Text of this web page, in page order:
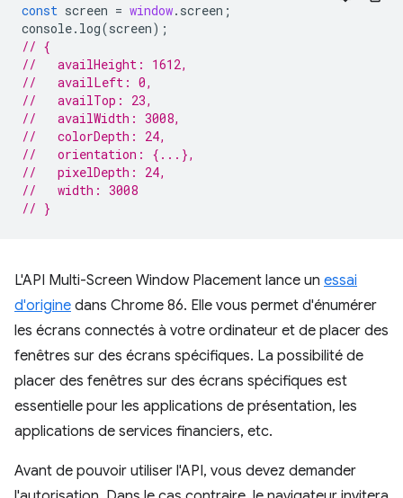
const screen = window. screen ;
console. log(screen);
// {
//   availHeight: 1612,
//   availLeft: 0,
//   availTop: 23,
//   availWidth: 3008,
//   colorDepth: 24,
//   orientation: {...},
//   pixelDepth: 24,
//   width: 3008
// }
L'API Multi-Screen Window Placement lance un essai
d'origine dans Chrome 86. Elle vous permet d'énumérer
les écrans connectés à votre ordinateur et de placer des
fenêtres sur des écrans spécifiques. La possibilité de
placer des fenêtres sur des écrans spécifiques est
essentielle pour les applications de présentation, les
applications de services financiers, etc.
Avant de pouvoir utiliser l'API, vous devez demander